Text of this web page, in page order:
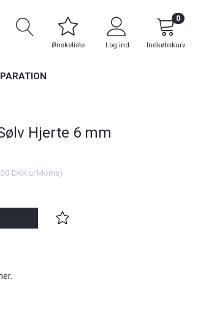
Ønskeliste Log ind Indkøbskurv
0
Hjerte 6 mm
DKK u/Moms)